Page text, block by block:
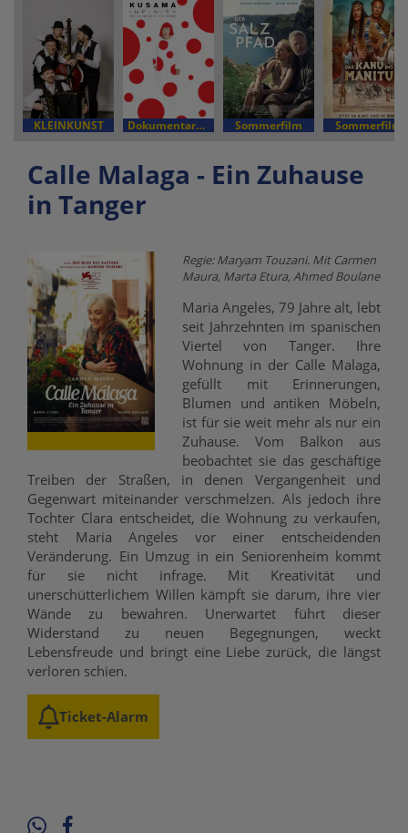
KLEINKUNST Dokumentarfilm Sommerfilm Sommerfilm
Calle Malaga - Ein Zuhause
in Tanger
Regie: Maryam Touzani. Mit Carmen
Maura, Marta Etura, Ahmed Boulane
Maria Angeles, 79 Jahre alt, lebt
seit Jahrzehnten im spanischen
Viertel von Tanger. Ihre
Wohnung in der Calle Malaga,
gefüllt mit Erinnerungen,
Blumen und antiken Möbeln,
ist für sie weit mehr als nur ein
Zuhause. Vom Balkon aus
beobachtet sie das geschäftige
Treiben der Straßen, in denen Vergangenheit und
Gegenwart miteinander verschmelzen. Als jedoch ihre
Tochter Clara entscheidet, die Wohnung zu verkaufen,
steht Maria Angeles vor einer entscheidenden
Veränderung. Ein Umzug in ein Seniorenheim kommt
für sie nicht infrage. Mit Kreativität und
unerschütterlichem Willen kämpft sie darum, ihre vier
Wände zu bewahren. Unerwartet führt dieser
Widerstand zu neuen Begegnungen, weckt
Lebensfreude und bringt eine Liebe zurück, die längst
verloren schien.
Ticket-Alarm